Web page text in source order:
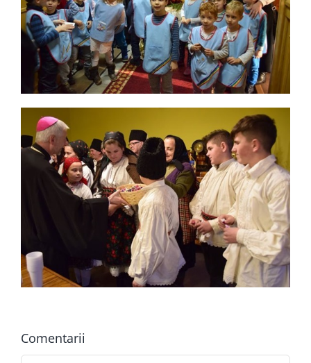
Comentarii